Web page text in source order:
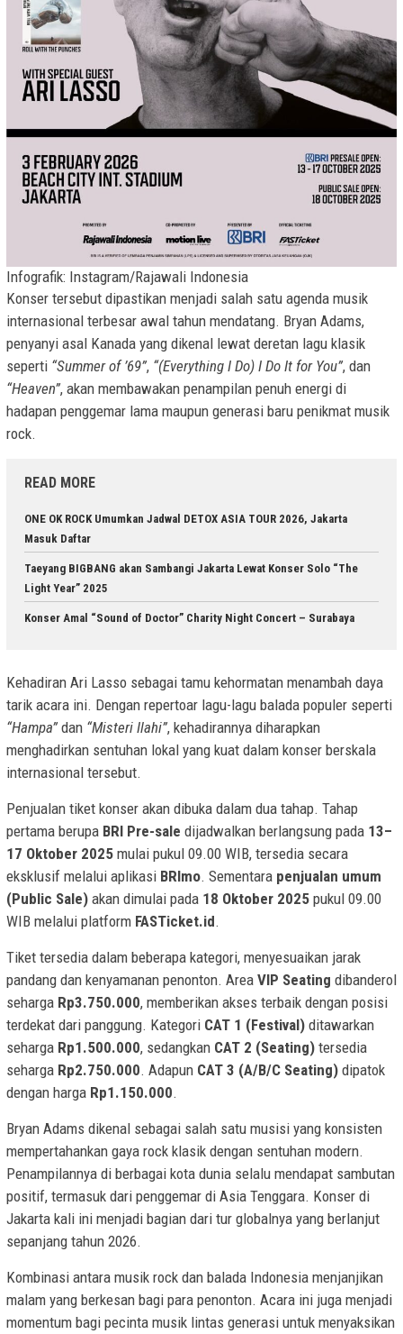
Infografik: Instagram/Rajawali Indonesia
Konser tersebut dipastikan menjadi salah satu agenda musik
internasional terbesar awal tahun mendatang. Bryan Adams,
penyanyi asal Kanada yang dikenal lewat deretan lagu klasik
seperti “Summer of ’69”, “(Everything I Do) I Do It for You”, dan
“Heaven”, akan membawakan penampilan penuh energi di
hadapan penggemar lama maupun generasi baru penikmat musik
rock.
READ MORE
ONE OK ROCK Umumkan Jadwal DETOX ASIA TOUR 2026, Jakarta
Masuk Daftar
Taeyang BIGBANG akan Sambangi Jakarta Lewat Konser Solo “The
Light Year” 2025
Konser Amal “Sound of Doctor” Charity Night Concert – Surabaya
Kehadiran Ari Lasso sebagai tamu kehormatan menambah daya
tarik acara ini. Dengan repertoar lagu-lagu balada populer seperti
“Hampa” dan “Misteri Ilahi”, kehadirannya diharapkan
menghadirkan sentuhan lokal yang kuat dalam konser berskala
internasional tersebut.
Penjualan tiket konser akan dibuka dalam dua tahap. Tahap
pertama berupa BRI Pre-sale dijadwalkan berlangsung pada 13–
17 Oktober 2025 mulai pukul 09.00 WIB, tersedia secara
eksklusif melalui aplikasi BRImo. Sementara penjualan umum
(Public Sale) akan dimulai pada 18 Oktober 2025 pukul 09.00
WIB melalui platform FASTicket.id.
Tiket tersedia dalam beberapa kategori, menyesuaikan jarak
pandang dan kenyamanan penonton. Area VIP Seating dibanderol
seharga Rp3.750.000, memberikan akses terbaik dengan posisi
terdekat dari panggung. Kategori CAT 1 (Festival) ditawarkan
seharga Rp1.500.000, sedangkan CAT 2 (Seating) tersedia
seharga Rp2.750.000. Adapun CAT 3 (A/B/C Seating) dipatok
dengan harga Rp1.150.000.
Bryan Adams dikenal sebagai salah satu musisi yang konsisten
mempertahankan gaya rock klasik dengan sentuhan modern.
Penampilannya di berbagai kota dunia selalu mendapat sambutan
positif, termasuk dari penggemar di Asia Tenggara. Konser di
Jakarta kali ini menjadi bagian dari tur globalnya yang berlanjut
sepanjang tahun 2026.
Kombinasi antara musik rock dan balada Indonesia menjanjikan
malam yang berkesan bagi para penonton. Acara ini juga menjadi
momentum bagi pecinta musik lintas generasi untuk menyaksikan